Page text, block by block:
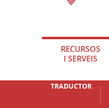
RECURSOS
I SERVEIS
TRADUCTOR